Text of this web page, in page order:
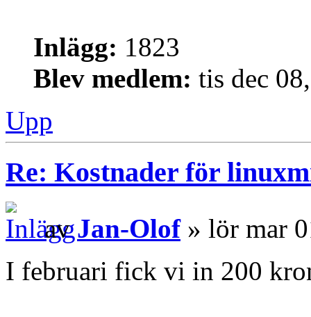
Inlägg: 1823
Blev medlem: tis dec
Upp
Re: Kostnader för
avJan-Olof» lör mar
I februari fick vi in 200